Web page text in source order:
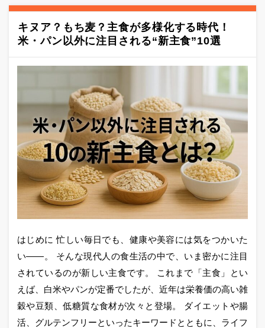
キヌア？もち麦？主食が多様化する時代！
米・パン以外に注目される“新主食”10選
はじめに 忙しい毎日でも、健康や美容には気をつかいた
い——。 そんな現代人の食生活の中で、いま密かに注目
されているのが新しい主食です。 これまで「主食」とい
えば、白米やパンが定番でしたが、近年は栄養価の高い雑
穀や豆類、低糖質な食材が次々と登場。 ダイエットや腸
活、グルテンフリーといったキーワードとともに、ライフ